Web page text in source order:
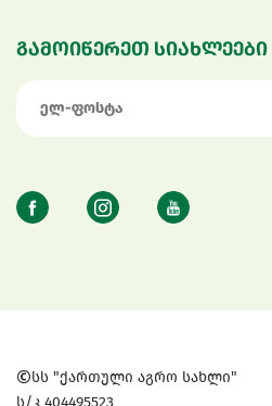
გამოიწერეთ სიახლეები
სს "ქართული აგრო სახლი"